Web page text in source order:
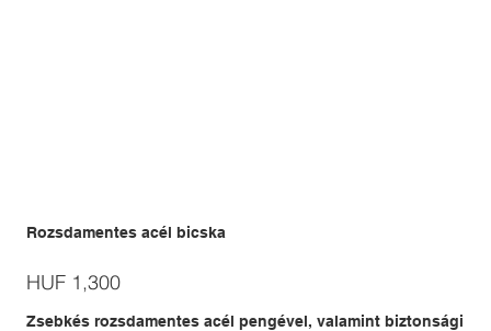
Rozsdamentes acél bicska
Price
HUF 1,300
Zsebkés rozsdamentes acél pengével, valamint biztonsági